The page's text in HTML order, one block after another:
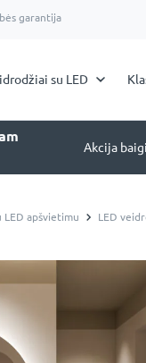
garantija
su LED
Akcija
LED apšvietimu LED